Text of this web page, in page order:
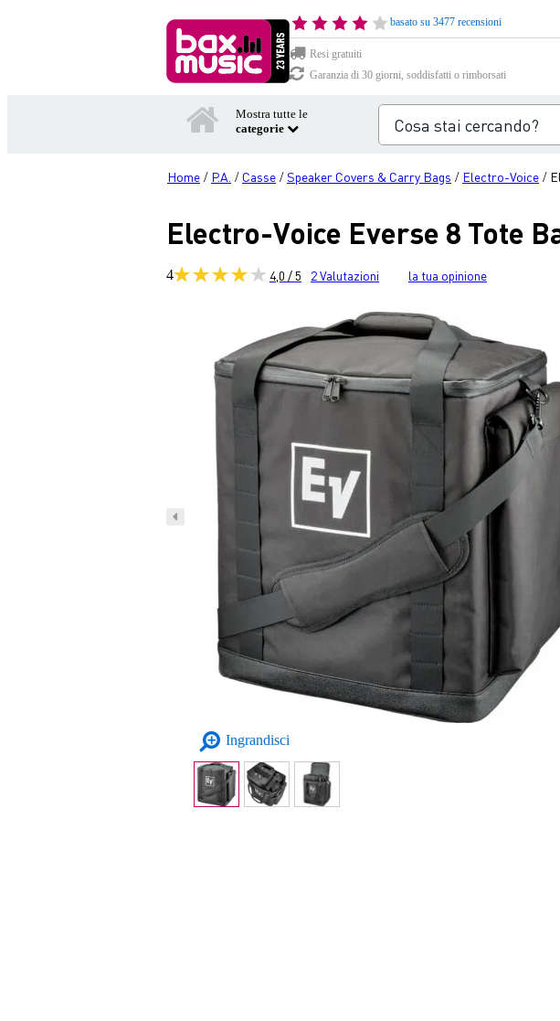
basato su 3477 recensioni
Resi gratuiti
Garanzia di 30 giorni, soddisfatti o rimborsati
Mostra tutte le
categorie
Home / P.A. / Casse /Speaker Covers & Carry Bags / Electro-Voice /
Electro-Voice Everse 8 Tote
4 4,0 / 5 2Valutazioni la tua opinione
Ingrandisci